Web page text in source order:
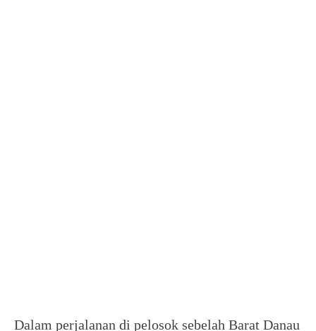
Dalam perjalanan di pelosok sebelah Barat Danau